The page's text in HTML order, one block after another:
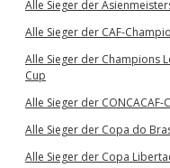
Alle Sieger der
Alle Sieger der CAF-
Alle Sieger der Champions
Cup
Alle Sieger der
Alle Sieger der Copa do
Alle Sieger der Copa